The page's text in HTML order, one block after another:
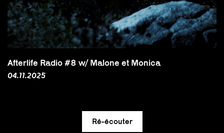
Afterlife Radio #8 w/ Malone et Monica
04.11.2025